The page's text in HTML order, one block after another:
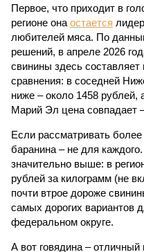
Первое, что приходит в
регионе она остается
любителей мяса. По
решений, в апреле 2026
свинины здесь
сравнения: в соседней
ниже – около 1458 рублей,
Марий Эл цена совпадает
Если рассматривать
баранина – не для
значительно выше: в
рублей за килограмм (не
почти втрое дороже
самых дорогих
федеральном округе.
А вот говядина –